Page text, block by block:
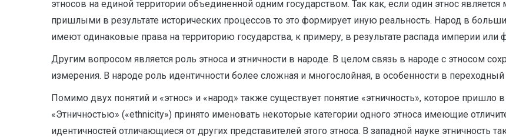
этносов на единой территории объединенной одним государством. Так как, если один этнос
пришлыми в результате исторических процессов то это формирует иную реальность. Народ в
имеют одинаковые права на территорию государства, к примеру, в результате распада империи
Другим вопросом является роль этноса и этничности в народе. В целом связь в народе с этносом
измерения. В народе роль идентичности более сложная и многослойная, в особенности в переходный
Помимо двух понятий и «этнос» и «народ» также существует понятие «этничность», которое пришло
«Этничностью» («ethnicity») принято именовать некоторые категории одного этноса имеющие
идентичностей отличающиеся от других представителей этого этноса. В западной науке этничность